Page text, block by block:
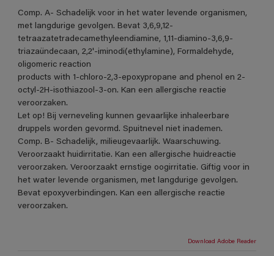
Comp. A- Schadelijk voor in het water levende organismen,
met langdurige gevolgen. Bevat 3,6,9,12-
tetraazatetradecamethyleendiamine, 1,11-diamino-3,6,9-
triazaündecaan, 2,2'-iminodi(ethylamine), Formaldehyde,
oligomeric reaction
products with 1-chloro-2,3-epoxypropane and phenol en 2-
octyl-2H-isothiazool-3-on. Kan een allergische reactie
veroorzaken.
Let op! Bij verneveling kunnen gevaarlijke inhaleerbare
druppels worden gevormd. Spuitnevel niet inademen.
Comp. B- Schadelijk, milieugevaarlijk. Waarschuwing.
Veroorzaakt huidirritatie. Kan een allergische huidreactie
veroorzaken. Veroorzaakt ernstige oogirritatie. Giftig voor in
het water levende organismen, met langdurige gevolgen.
Bevat epoxyverbindingen. Kan een allergische reactie
veroorzaken.
Download Adobe Reader